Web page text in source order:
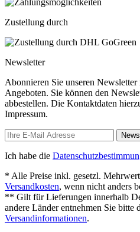
Zustellung durch
Newsletter
Abonnieren Sie unseren
Angeboten. Sie können den
abbestellen. Die Kontaktdaten
Impressum.
Ich habe die
* Alle Preise inkl. gesetzl.
Versandkosten, wenn nicht anders
** Gilt für Lieferungen innerhalb
andere Länder entnehmen Sie bitte
Versandinformationen.